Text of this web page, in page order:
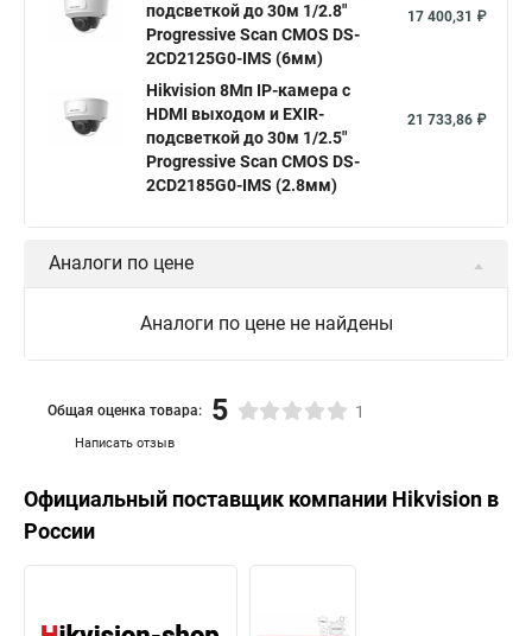
Hikvision порты
подсветкой до 30м 1/2.8"
Progressive Scan CMOS DS-
2CD2125G0-IMS (6мм)
17 400,31 ₽
Hikvision 8Мп IP-камера с
HDMI выходом и EXIR-
подсветкой до 30м 1/2.5"
Progressive Scan CMOS DS-
2CD2185G0-IMS (2.8мм)
21 733,86 ₽
Аналоги по цене
Аналоги по цене не найдены
Написать отзыв
Общая оценка товара: 5 1
Официальный поставщик компании Hikvision в
России